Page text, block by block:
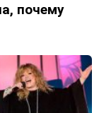
почему